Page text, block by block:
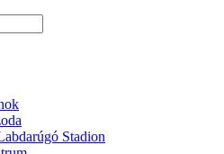
Stadion